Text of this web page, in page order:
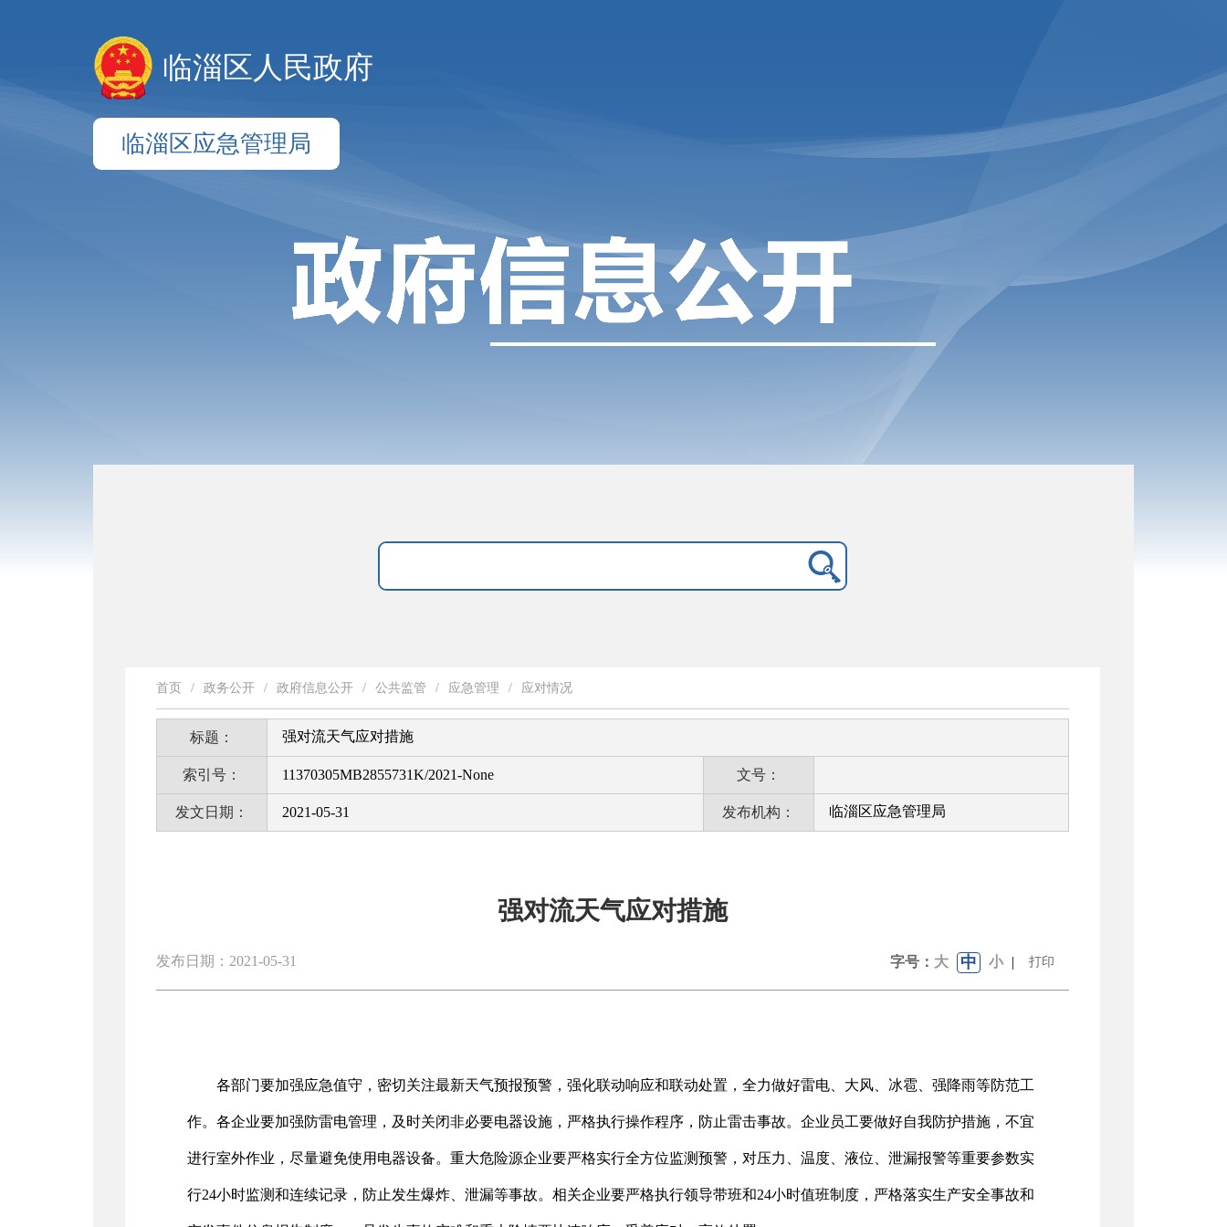
临淄区人民政府
临淄区应急管理局
首页 / 政务公开 / 政府信息公开 / 公共监管 / 应急管理 / 应对情况
标题： 强对流天气应对措施
索引号： 11370305MB2855731K/2021-None 文号：
发文日期： 2021-05-31 发布机构： 临淄区应急管理局
强对流天气应对措施
发布日期：2021-05-31 字号： 大 中 小 | 打印
各部门要加强应急值守，密切关注最新天气预报预警，强化联动响应和联动处置，全力做好雷电、大风、冰雹、强降雨等防范工
作。各企业要加强防雷电管理，及时关闭非必要电器设施，严格执行操作程序，防止雷击事故。企业员工要做好自我防护措施，不宜
进行室外作业，尽量避免使用电器设备。重大危险源企业要严格实行全方位监测预警，对压力、温度、液位、泄漏报警等重要参数实
行24小时监测和连续记录，防止发生爆炸、泄漏等事故。相关企业要严格执行领导带班和24小时值班制度，严格落实生产安全事故和